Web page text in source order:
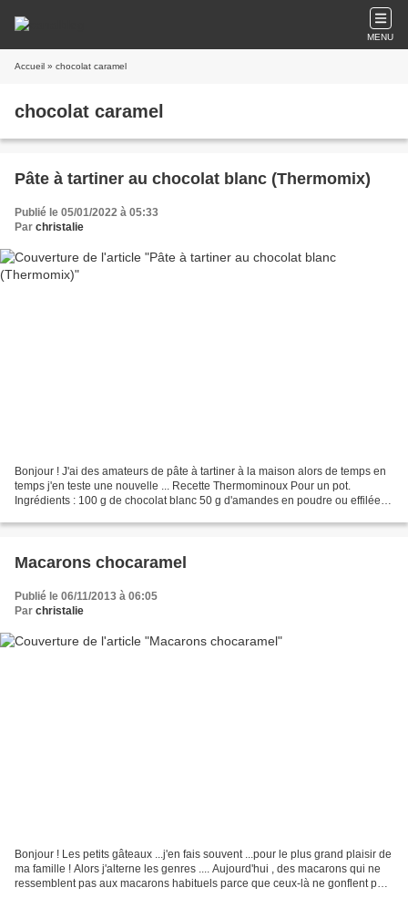
MENU
Accueil » chocolat caramel
chocolat caramel
Pâte à tartiner au chocolat blanc (Thermomix)
Publié le 05/01/2022 à 05:33
Par christalie
Bonjour ! J'ai des amateurs de pâte à tartiner à la maison alors de temps en
temps j'en teste une nouvelle ... Recette Thermominoux Pour un pot.
Ingrédients : 100 g de chocolat blanc 50 g d'amandes en poudre ou effilées
Macarons chocaramel
Publié le 06/11/2013 à 06:05
Par christalie
Bonjour ! Les petits gâteaux ...j'en fais souvent ...pour le plus grand plaisir de
ma famille ! Alors j'alterne les genres .... Aujourd'hui , des macarons qui ne
ressemblent pas aux macarons habituels parce que ceux-là ne gonflent pas